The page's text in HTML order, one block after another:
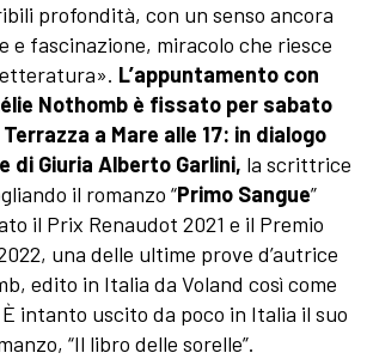
profondità, con un senso ancora
e fascinazione, miracolo che riesce
L’appuntamento con
Nothomb è fissato per sabato
a Mare alle 17: in dialogo
di Giuria Alberto Garlini, la scrittrice
il romanzo “Primo Sangue”
il Prix Renaudot 2021 e il Premio
una delle ultime prove d’autrice
edito in Italia da Voland così come
intanto uscito da poco in Italia il suo
“Il libro delle sorelle”.